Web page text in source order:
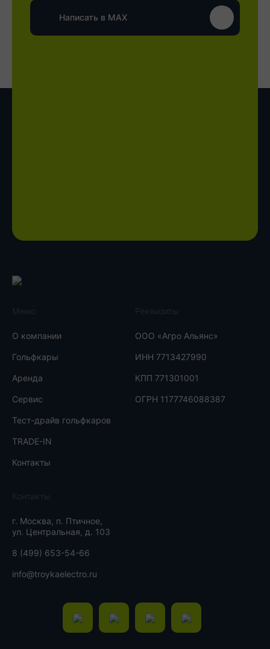
Написать в MAX
О компании
Гольфкары
Аренда
Сервис
Тест-драйв гольфкаров
TRADE-IN
Контакты
ООО «Агро Альянс»
ИНН 7713427990
КПП 771301001
ОГРН 1177746088387
г. Москва, п. Птичное,
ул. Центральная, д. 103
8 (499) 653-54-66
info@troykaelectro.ru